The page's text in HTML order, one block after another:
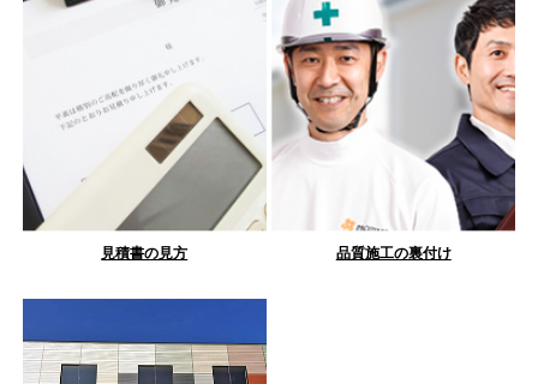
見積書の見方 品質施工の裏付け